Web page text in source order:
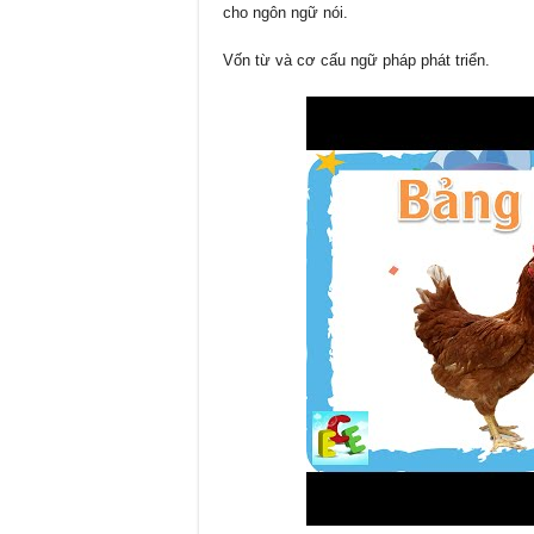
cho ngôn ngữ nói.
Vốn từ và cơ cấu ngữ pháp phát triển.